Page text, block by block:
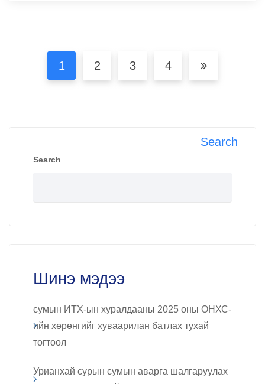
1 2 3 4
Search
Search
Шинэ мэдээ
сумын ИТХ-ын хуралдааны 2025 оны ОНХС-
ийн хөрөнгийг хуваарилан батлах тухай
тогтоол
Урианхай сурын сумын аварга шалгаруулах